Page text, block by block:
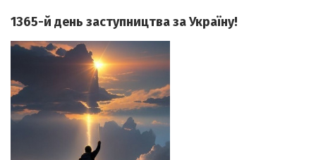
1365-й день заступництва за Україну!